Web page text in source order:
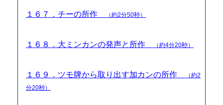
１６７．チーの所作 （約2分50秒）
１６８．大ミンカンの発声と所作 （約4分20秒）
１６９．ツモ牌から取り出す加カンの所作
（約2
分20秒）